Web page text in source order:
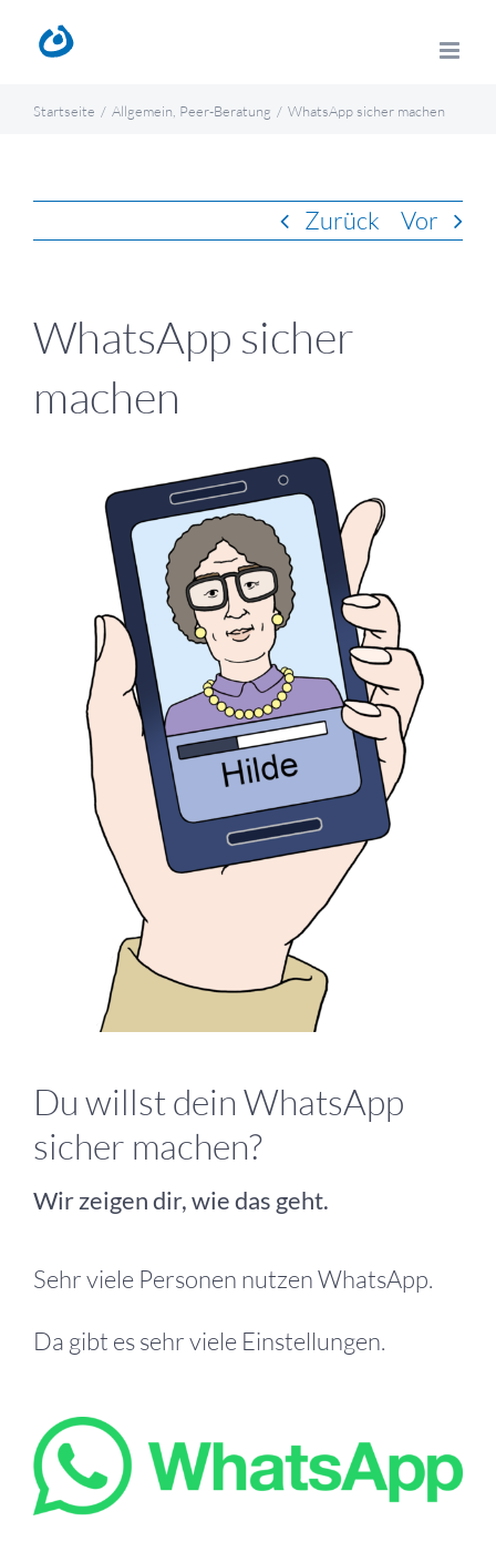
Inhalt
Startseite Allgemein Peer-Beratung WhatsApp sicher machen
Zurück Vor
WhatsApp sicher
machen
grösseres
Du willst dein WhatsApp
sicher machen?
Wir zeigen dir, wie das geht.
Sehr viele Personen nutzen WhatsApp.
Da gibt es sehr viele Einstellungen.